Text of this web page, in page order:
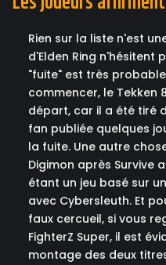
Rien sur la liste n'est
d'Elden Ring
"fuite" est très
commencer, le Tekken
départ, car il a été tiré
fan publiée quelques
la fuite. Une autre
Digimon après Survive
étant un jeu basé sur
avec Cybersleuth. Et
faux cercueil, si vous
FighterZ Super, il est
montage des deux